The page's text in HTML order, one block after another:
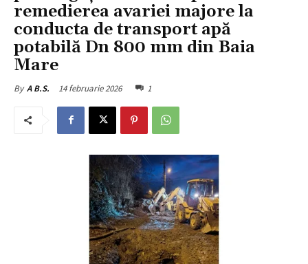
remedierea avariei majore la
conducta de transport apă
potabilă Dn 800 mm din Baia
Mare
By A B.S. 14 februarie 2026 1